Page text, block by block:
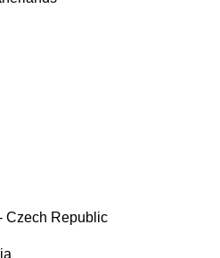
Czech Republic